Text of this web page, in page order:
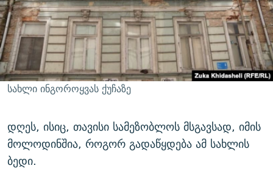
სახლი ინგოროყვას ქუჩაზე
დღეს, ისიც, თავისი სამეზობლოს მსგავსად, იმის
მოლოდინშია, როგორ გადაწყდება ამ სახლის
ბედი.